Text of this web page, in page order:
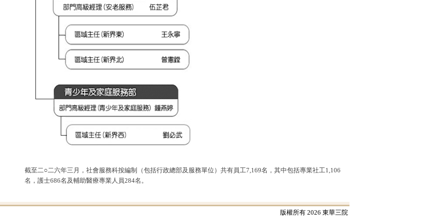
截至二○二六年三月，社會服務科按編制（包括行政總部及服務單位）共有員工7,169名，其中包括專業社工1,106
名，護士686名及輔助醫療專業人員284名。
版權所有 2026 東華三院